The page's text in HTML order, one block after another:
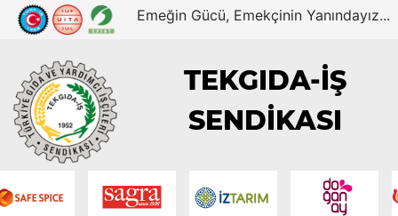
Emeğin Gücü, Emekçinin Yanındayız...
TEKGIDA-İŞ
SENDİKASI